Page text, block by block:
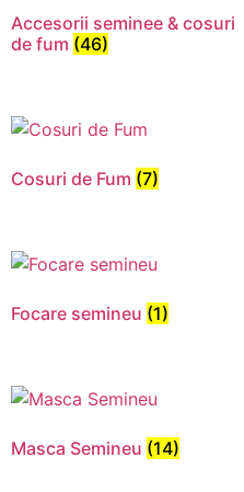
Accesorii seminee & cosuri
de fum (46)
Cosuri de Fum (7)
Focare semineu (1)
Masca Semineu (14)
cookie-uri
opționale.